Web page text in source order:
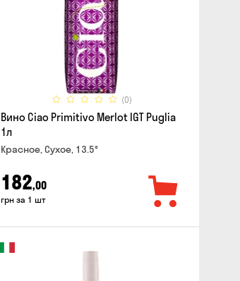
(0)
Вино Ciao Primitivo Merlot IGT Puglia
1л
Красное, Сухое, 13.5°
182,00
грн за 1 шт